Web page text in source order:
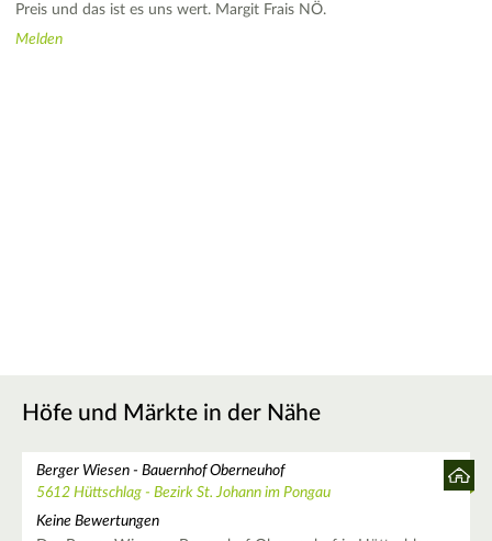
Preis und das ist es uns wert. Margit Frais NÖ.
Melden
Höfe und Märkte in der Nähe
Berger Wiesen - Bauernhof Oberneuhof
5612 Hüttschlag - Bezirk St. Johann im Pongau
Keine Bewertungen